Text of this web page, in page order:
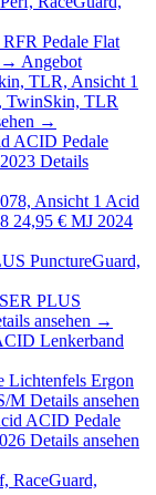
RFR Pedale Flat
→ Angebot
TwinSkin, TLR
→
ACID Pedale
Details
Acid
24,95 € MJ 2024
PLUS
ansehen →
Lenkerband
Ergon
M Details ansehen
ACID Pedale
Details ansehen